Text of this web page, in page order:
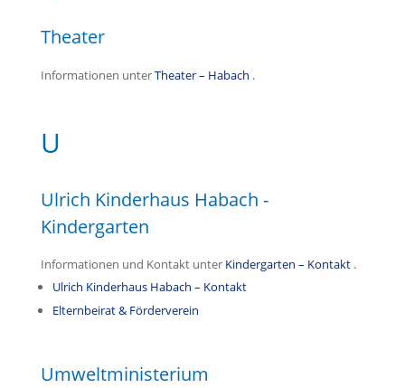
Theater
Informationen unterTheater – Habach .
U
Ulrich Kinderhaus Habach -
Kindergarten
Informationen und Kontakt unter Kindergarten – Kontakt .
Ulrich Kinderhaus Habach – Kontakt
Elternbeirat & Förderverein
Umweltministerium